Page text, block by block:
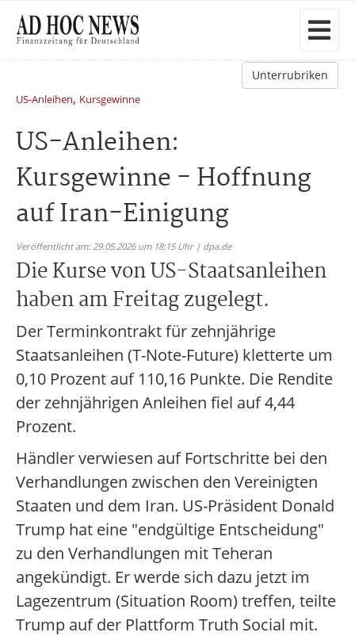
Unterrubriken
US-Anleihen, Kursgewinne
US-Anleihen:
Kursgewinne - Hoffnung
auf Iran-Einigung
Veröffentlicht am: 29.05.2026 um 18:15 Uhr | dpa.de
Die Kurse von US-Staatsanleihen
haben am Freitag zugelegt.
Der Terminkontrakt für zehnjährige
Staatsanleihen (T-Note-Future) kletterte um
0,10 Prozent auf 110,16 Punkte. Die Rendite
der zehnjährigen Anleihen fiel auf 4,44
Prozent.
Händler verwiesen auf Fortschritte bei den
Verhandlungen zwischen den Vereinigten
Staaten und dem Iran. US-Präsident Donald
Trump hat eine "endgültige Entscheidung"
zu den Verhandlungen mit Teheran
angekündigt. Er werde sich dazu jetzt im
Lagezentrum (Situation Room) treffen, teilte
Trump auf der Plattform Truth Social mit.